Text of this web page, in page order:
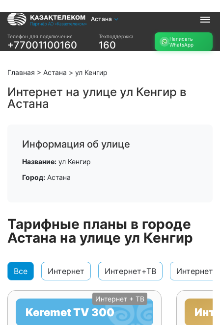
Астана
Телефон для подключения
+77001100160
Техподдержка
160
Написать
WhatsApp
Услуги
Интернет и ТВ в
Интернет и ТВ в
Интернет в офис
Прочее
возможность
названию ЖК
подбор тарифа
Подключиться к
Главная > Астана > ул Кенгир
Интернет на улице ул Кенгир в
Астана
Информация об улице
Название: ул Кенгир
Город: Астана
Тарифные планы в городе
Астана на улице ул Кенгир
Все Интернет Интернет+ТВ
Интернет + ТВ
Keremet TV 300